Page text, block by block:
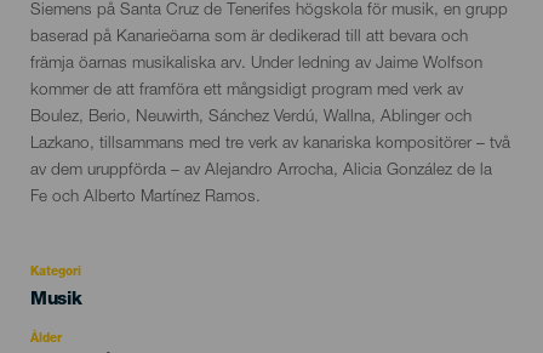
del
evento
Siemens på Santa Cruz de Tenerifes högskola för musik, en grupp
baserad på Kanarieöarna som är dedikerad till att bevara och
främja öarnas musikaliska arv. Under ledning av Jaime Wolfson
kommer de att framföra ett mångsidigt program med verk av
Boulez, Berio, Neuwirth, Sánchez Verdú, Wallna, Ablinger och
Lazkano, tillsammans med tre verk av kanariska kompositörer – två
av dem uruppförda – av Alejandro Arrocha, Alicia González de la
Fe och Alberto Martínez Ramos.
Kategori
Categoría
evento
Musik
Ålder